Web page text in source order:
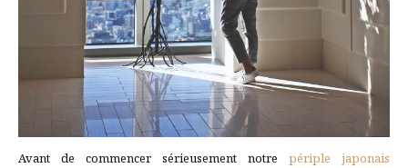
Avant de commencer sérieusement notre périple japonais